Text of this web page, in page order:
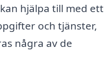
hjälpa till med ett
och tjänster,
några av de